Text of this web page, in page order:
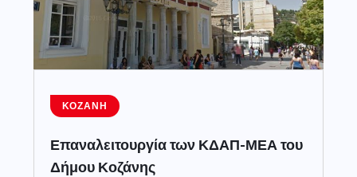
ΚΟΖΆΝΗ
Επαναλειτουργία των ΚΔΑΠ-ΜΕΑ του
Δήμου Κοζάνης